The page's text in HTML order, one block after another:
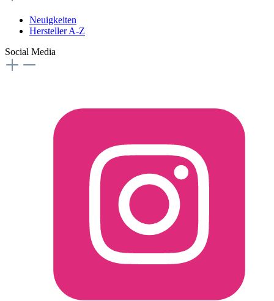
Neuigkeiten
Hersteller A-Z
Social Media